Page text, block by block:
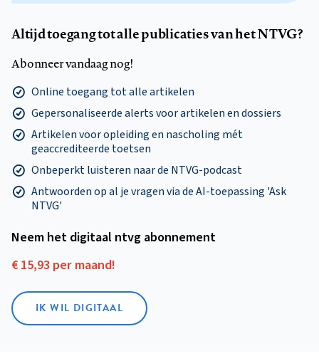
Altijd toegang tot alle publicaties van het NTVG?
Abonneer vandaag nog!
Online toegang tot alle artikelen
Gepersonaliseerde alerts voor artikelen en dossiers
Artikelen voor opleiding en nascholing mét
geaccrediteerde toetsen
Onbeperkt luisteren naar de NTVG-podcast
Antwoorden op al je vragen via de AI-toepassing 'Ask
NTVG'
Neem het digitaal ntvg abonnement
€ 15,93 per maand!
IK WIL DIGITAAL